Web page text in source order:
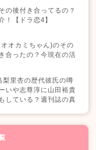
の後付き合ってるの？
！【ドラ恋4】
オカミちゃん)のその
合ったの？今現在の活
梨里杏の歴代彼氏の噂
いや志尊淳に山田裕貴
している？週刊誌の真